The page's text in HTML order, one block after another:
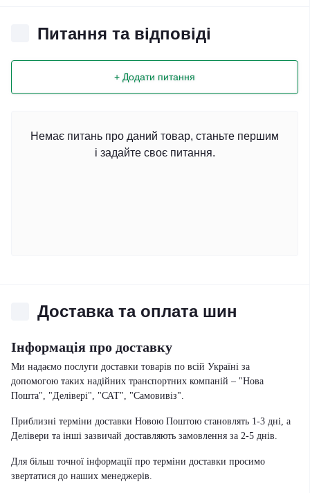
Питання та відповіді
+ Додати питання
Немає питань про даний товар, станьте першим
і задайте своє питання.
Доставка та оплата шин
Інформація про доставку
Ми надаємо послуги доставки товарів по всій Україні за
допомогою таких надійних транспортних компаній – "Нова
Пошта", "Делівері", "САТ", "Самовивіз".
Приблизні терміни доставки Новою Поштою становлять 1-3 дні, а
Делівери та інші зазвичай доставляють замовлення за 2-5 днів.
Для більш точної інформації про терміни доставки просимо
звертатися до наших менеджерів.